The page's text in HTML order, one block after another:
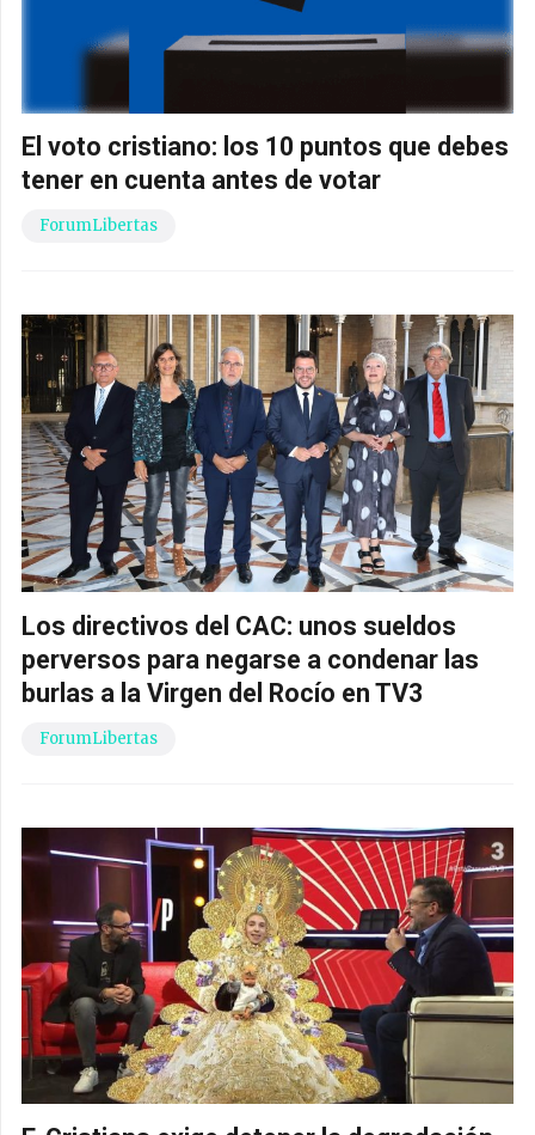
El voto cristiano: los 10 puntos que debes
tener en cuenta antes de votar
ForumLibertas
Los directivos del CAC: unos sueldos
perversos para negarse a condenar las
burlas a la Virgen del Rocío en TV3
ForumLibertas